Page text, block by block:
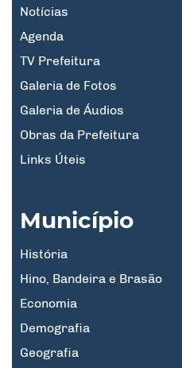
Notícias
Agenda
TV Prefeitura
Galeria de Fotos
Galeria de Áudios
Obras da Prefeitura
Links Úteis
Município
História
Hino, Bandeira e Brasão
Economia
Demografia
Geografia